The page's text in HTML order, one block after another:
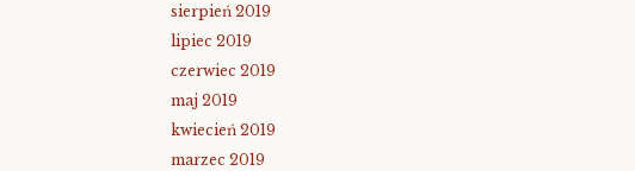
sierpień 2019
lipiec 2019
czerwiec 2019
maj 2019
kwiecień 2019
marzec 2019